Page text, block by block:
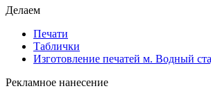
Делаем
Печати
Таблички
Изготовление печатей м. Водный
Рекламное нанесение